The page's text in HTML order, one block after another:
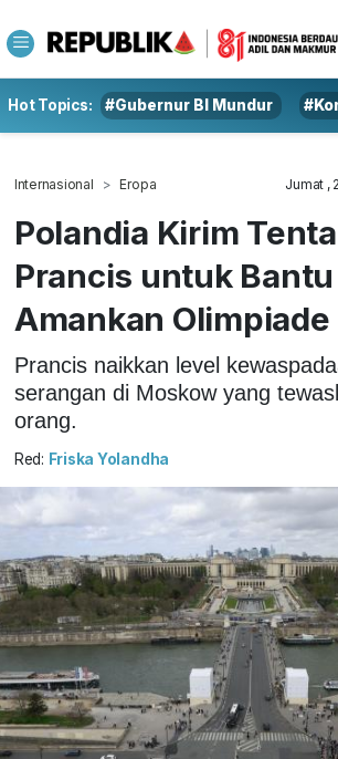
Hot Topics: #Gubernur BI Mundur
Internasional Eropa Jumat ,
Polandia Kirim
Prancis untuk Bantu
Amankan Olimpiade
Prancis naikkan level
serangan di Moskow yang
orang.
Red: Friska Yolandha